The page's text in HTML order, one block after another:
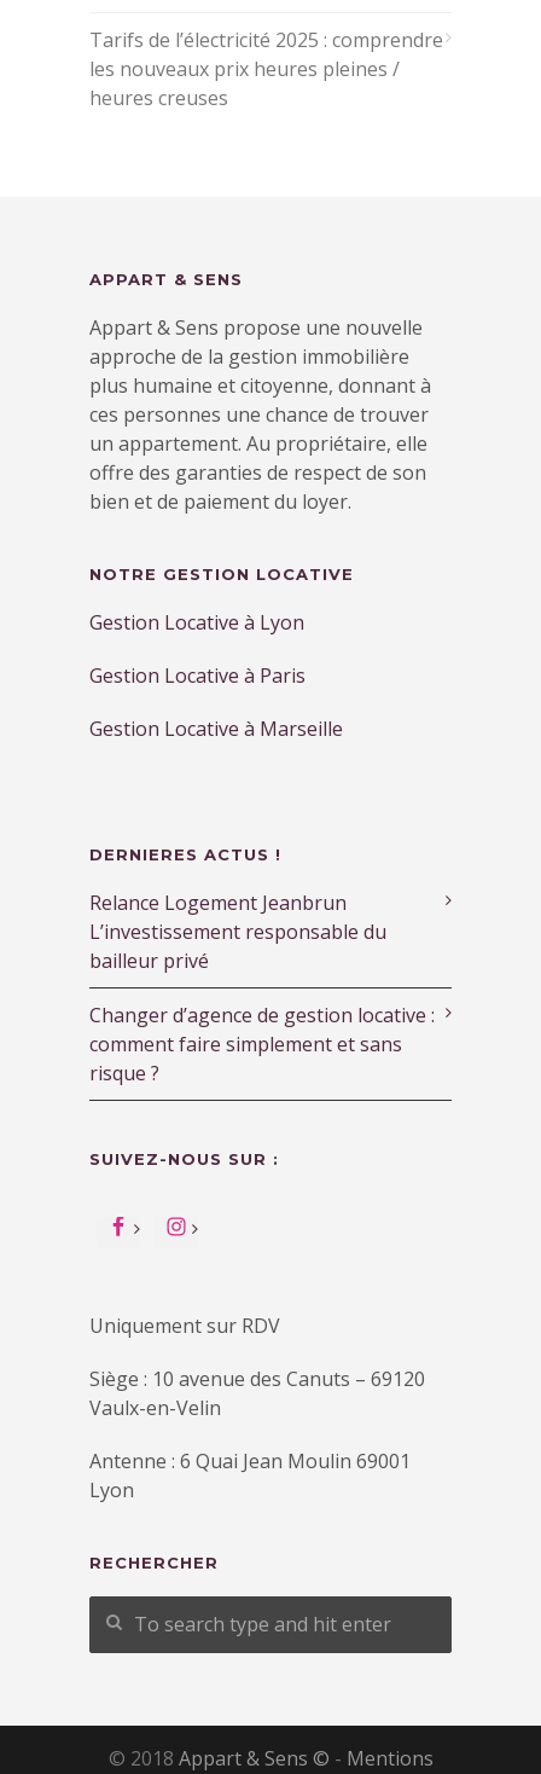
Tarifs de l’électricité 2025 : comprendre
les nouveaux prix heures pleines /
heures creuses
APPART & SENS
Appart & Sens propose une nouvelle
approche de la gestion immobilière
plus humaine et citoyenne, donnant à
ces personnes une chance de trouver
un appartement. Au propriétaire, elle
offre des garanties de respect de son
bien et de paiement du loyer.
NOTRE GESTION LOCATIVE
Gestion Locative à Lyon
Gestion Locative à Paris
Gestion Locative à Marseille
DERNIERES ACTUS !
Relance Logement Jeanbrun
L’investissement responsable du
bailleur privé
Changer d’agence de gestion locative :
comment faire simplement et sans
risque ?
SUIVEZ-NOUS SUR :
Uniquement sur RDV
Siège : 10 avenue des Canuts – 69120
Vaulx-en-Velin
Antenne : 6 Quai Jean Moulin 69001
Lyon
RECHERCHER
© 2018 Appart & Sens © - Mentions